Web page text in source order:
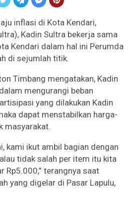
inflasi di Kota Kendari,
Kadin Sultra bekerja sama
Kendari dalam hal ini Perumda
di sejumlah titik.
Timbang mengatakan, Kadin
mengurangi beban
yang dilakukan Kadin
dapat menstabilkan harga-
masyarakat.
kami ikut ambil bagian dengan
tidak salah per item itu kita
Rp5.000,” terangnya saat
yang digelar di Pasar Lapulu,